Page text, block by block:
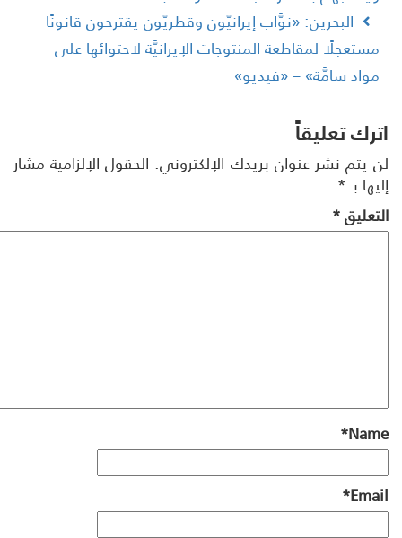
البحرين: «نوَّاب إيرانيّون وقطريّون يقترحون قانونًا
لمقاطعة المنتوجات الإيرانيَّة لاحتوائها على
سامَّة» – «فيديو»
تعليقاً
يتم نشر عنوان بريدك الإلكتروني. الحقول الإلزامية مشار
بـ*
*
*
*